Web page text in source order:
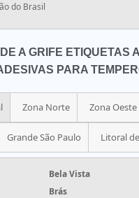
do Brasil
A GRIFE ETIQUETAS
PARA
Zona Norte Zona Oeste
Grande São Paulo Litoral
Bela Vista
Brás